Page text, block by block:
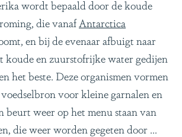
wordt bepaald door de koude
die vanafAntarctica
en bij de evenaar afbuigt naar
koude en zuurstofrijke water gedijen
het beste. Deze organismen vormen
voor kleine garnalen en
beurt weer op het menu staan van
die weer worden gegeten door ...